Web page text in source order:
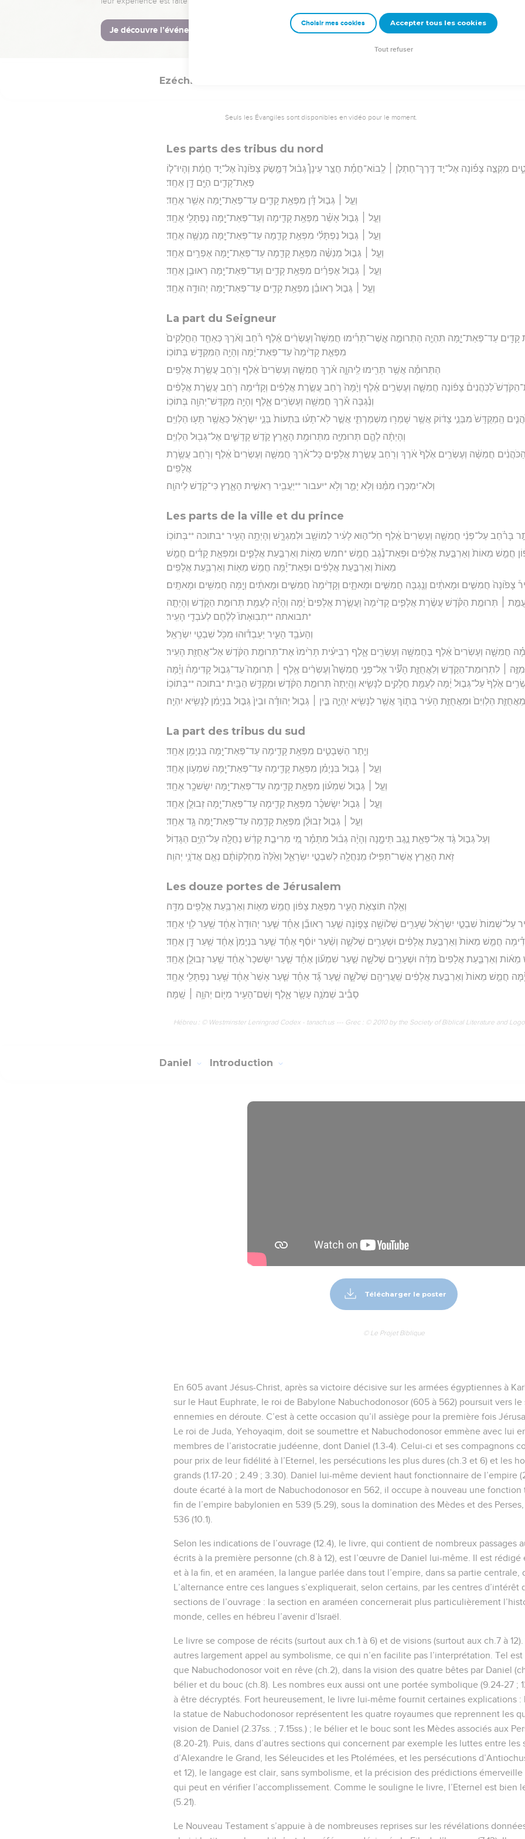
וְהָיָ֣ה בַשֵּׁ֔בֶט אֲשֶׁר־גָּ֥ר הַגֵּ֖ר אִתּ֑וֹ שָׁ֚ם תִּתְּנ֣וּ נַחֲלָת֔וֹ נְאֻ֖ם אֲדֹנָ֥י יְהוִֽה׃
Hébreu : © Westminster Leningrad Codex - tanach.us --- Grec : © 2010 by the Society of Biblical Literature and
Ezéchiel
Seuls les Évangiles sont disponibles en vidéo pour le moment.
Les parts des tribus du nord
מִקְצֵ֣ה צָפ֡וֹנָה אֶל־יַ֣ד דֶּֽרֶךְ־חֶתְלֹ֣ן ׀ לְֽבוֹא־חֲמָ֡ת חֲצַ֣ר עֵינָן֩ גְּב֨וּל דַּמֶּ֤שֶׂק צָפ֙וֹנָה֙ אֶל־יַ֣ד חֲמָ֔ת וְהָיוּ־ל֧וֹ
פְאַת־קָדִ֛ים הַיָּ֖ם דָּ֥ן אֶחָֽד׃
וְעַ֣ל ׀ גְּב֣וּל דָּ֗ן מִפְּאַ֥ת קָדִ֛ים עַד־פְּאַת־יָ֖מָּה אָשֵׁ֥ר אֶחָֽד׃
וְעַ֣ל ׀ גְּב֣וּל אָשֵׁ֗ר מִפְּאַ֥ת קָדִ֛ימָה וְעַד־פְּאַת־יָ֖מָּה נַפְתָּלִ֥י אֶחָֽד׃
וְעַ֣ל ׀ גְּב֣וּל נַפְתָּלִ֗י מִפְּאַ֥ת קָדִ֛מָה עַד־פְּאַת־יָ֖מָּה מְנַשֶּׁ֥ה אֶחָֽד׃
וְעַ֣ל ׀ גְּב֣וּל מְנַשֶּׁ֗ה מִפְּאַ֥ת קָדִ֛מָה עַד־פְּאַת־יָ֖מָּה אֶפְרַ֥יִם אֶחָֽד׃
וְעַ֣ל ׀ גְּב֣וּל אֶפְרַ֗יִם מִפְּאַ֥ת קָדִ֛ים וְעַד־פְּאַת־יָ֖מָּה רְאוּבֵ֥ן אֶחָֽד׃
וְעַ֣ל ׀ גְּב֣וּל רְאוּבֵ֗ן מִפְּאַ֥ת קָדִ֛ים עַד־פְּאַת־יָ֖מָּה יְהוּדָ֥ה אֶחָֽד׃
La part du Seigneur
קָדִ֖ים עַד־פְּאַת־יָ֑מָּה תִּהְיֶ֣ה הַתְּרוּמָ֣ה אֲ‍ֽשֶׁר־תָּרִ֡ימוּ חֲמִשָּׁה֩ וְעֶשְׂרִ֨ים אֶ֜לֶף רֹ֗חַב וְאֹ֜רֶךְ כְּאַחַ֤ד הַחֲלָקִים֙
מִפְּאַ֤ת קָדִ֙ימָה֙ עַד־פְּאַת־יָ֔מָּה וְהָיָ֥ה הַמִּקְדָּ֖שׁ בְּתוֹכֽוֹ׃
הַתְּרוּמָ֕ה אֲשֶׁ֥ר תָּרִ֖ימוּ לַֽיהוָ֑ה אֹ֗רֶךְ חֲמִשָּׁ֤ה וְעֶשְׂרִים֙ אֶ֔לֶף וְרֹ֖חַב עֲשֶׂ֥רֶת אֲלָפִֽים׃
לַכֹּֽהֲנִים֒ צָפ֜וֹנָה חֲמִשָּׁ֧ה וְעֶשְׂרִ֣ים אֶ֗לֶף וְיָ֙מָּה֙ רֹ֚חַב עֲשֶׂ֣רֶת אֲלָפִ֔ים וְקָדִ֗ימָה רֹ֚חַב עֲשֶׂ֣רֶת אֲלָפִ֔ים
וְנֶ֕גְבָּה אֹ֕רֶךְ חֲמִשָּׁ֥ה וְעֶשְׂרִ֖ים אָ֑לֶף וְהָיָ֥ה מִקְדַּשׁ־יְהוָ֖ה בְּתוֹכֽוֹ׃
הַֽמְקֻדָּשׁ֙ מִבְּנֵ֣י צָד֔וֹק אֲשֶׁ֥ר שָׁמְר֖וּ מִשְׁמַרְתִּ֑י אֲשֶׁ֣ר לֹֽא־תָע֗וּ בִּתְעוֹת֙ בְּנֵ֣י יִשְׂרָאֵ֔ל כַּאֲשֶׁ֥ר תָּע֖וּ הַלְוִיִּֽם׃
וְהָיְתָ֨ה לָהֶ֧ם תְּרוּמִיָּ֛ה מִתְּרוּמַ֥ת הָאָ֖רֶץ קֹ֣דֶשׁ קָדָשִׁ֑ים אֶל־גְּב֖וּל הַלְוִיִּֽם׃
הַכֹּהֲנִ֔ים חֲמִשָּׁ֨ה וְעֶשְׂרִ֥ים אֶ֙לֶף֙ אֹ֔רֶךְ וְרֹ֖חַב עֲשֶׂ֣רֶת אֲלָפִ֑ים כָּל־אֹ֗רֶךְ חֲמִשָּׁ֤ה וְעֶשְׂרִים֙ אֶ֔לֶף וְרֹ֖חַב עֲשֶׂ֥רֶת
אֲלָפִֽים׃
וְלֹא־יִמְכְּר֣וּ מִמֶּ֗נּוּ וְלֹ֥א יָמֵ֛ר וְלֹ֥א *יעבור **יַעֲבִ֖יר רֵאשִׁ֣ית הָאָ֑רֶץ כִּי־קֹ֖דֶשׁ לַיהוָֽה׃
Les parts de la ville et du prince
בָּרֹ֗חַב עַל־פְּנֵ֨י חֲמִשָּׁ֤ה וְעֶשְׂרִים֙ אֶ֔לֶף חֹֽל־ה֣וּא לָעִ֔יר לְמוֹשָׁ֖ב וּלְמִגְרָ֑שׁ וְהָיְתָ֥ה הָעִ֖יר *בתוכה **בְּתוֹכֽוֹ׃
חֲמֵ֤שׁ מֵאוֹת֙ וְאַרְבַּ֣עַת אֲלָפִ֔ים וּפְאַת־נֶ֕גֶב חֲמֵ֥שׁ *חמש מֵא֖וֹת וְאַרְבַּ֣עַת אֲלָפִ֑ים וּמִפְּאַ֣ת קָדִ֗ים חֲמֵ֤שׁ
מֵאוֹת֙ וְאַרְבַּ֣עַת אֲלָפִ֔ים וּפְאַת־יָ֕מָּה חֲמֵ֥שׁ מֵא֖וֹת וְאַרְבַּ֥עַת אֲלָפִֽים׃
צָפ֙וֹנָה֙ חֲמִשִּׁ֣ים וּמָאתַ֔יִם וְנֶ֖גְבָּה חֲמִשִּׁ֣ים וּמָאתָ֑יִם וְקָדִ֙ימָה֙ חֲמִשִּׁ֣ים וּמָאתַ֔יִם וְיָ֖מָּה חֲמִשִּׁ֥ים וּמָאתָֽיִם׃
׀ תְּרוּמַ֣ת הַקֹּ֗דֶשׁ עֲשֶׂ֨רֶת אֲלָפִ֤ים קָדִ֙ימָה֙ וַעֲשֶׂ֤רֶת אֲלָפִים֙ יָ֔מָּה וְהָיָ֕ה לְעֻמַּ֖ת תְּרוּמַ֣ת הַקֹּ֑דֶשׁ וְהָיְתָ֤ה
*תבואתה **תְבֽוּאָתוֹ֙ לְלֶ֔חֶם לְעֹבְדֵ֖י הָעִֽיר׃
וְהָעֹבֵ֖ד הָעִ֑יר יַעַבְד֕וּהוּ מִכֹּ֖ל שִׁבְטֵ֥י יִשְׂרָאֵֽל׃
חֲמִשָּׁ֤ה וְעֶשְׂרִים֙ אֶ֔לֶף בַּחֲמִשָּׁ֥ה וְעֶשְׂרִ֖ים אָ֑לֶף רְבִיעִ֗ית תָּרִ֙ימוּ֙ אֶת־תְּרוּמַ֣ת הַקֹּ֔דֶשׁ אֶל־אֲחֻזַּ֖ת הָעִֽיר׃
׀ לִתְרֽוּמַת־הַקֹּ֣דֶשׁ וְלַאֲחֻזַּ֪ת הָעִ֟יר אֶל־פְּנֵ֣י חֲמִשָּׁה֩ וְעֶשְׂרִ֨ים אֶ֥לֶף ׀ תְּרוּמָה֮ עַד־גְּב֣וּל קָדִימָה֒ וְיָ֗מָּה
אֶ֙לֶף֙ עַל־גְּב֣וּל יָ֔מָּה לְעֻמַּ֥ת חֲלָקִ֖ים לַנָּשִׂ֑יא וְהָֽיְתָה֙ תְּרוּמַ֣ת הַקֹּ֔דֶשׁ וּמִקְדַּ֥שׁ הַבַּ֖יִת *בתוכה **בְּתוֹכֽוֹ׃
הַלְוִיִּם֙ וּמֵאֲחֻזַּ֣ת הָעִ֔יר בְּת֛וֹךְ אֲשֶׁ֥ר לַנָּשִׂ֖יא יִֽהְיֶ֑ה בֵּ֣ין ׀ גְּב֣וּל יְהוּדָ֗ה וּבֵין֙ גְּב֣וּל בִּנְיָמִ֔ן לַנָּשִׂ֖יא יִהְיֶֽה׃
La part des tribus du sud
וְיֶ֖תֶר הַשְּׁבָטִ֑ים מִפְּאַ֥ת קָדִ֛ימָה עַד־פְּאַת־יָ֖מָּה בִּנְיָמִ֥ן אֶחָֽד׃
וְעַ֣ל ׀ גְּב֣וּל בִּנְיָמִ֗ן מִפְּאַ֥ת קָדִ֛ימָה עַד־פְּאַת־יָ֖מָּה שִׁמְע֥וֹן אֶחָֽד׃
וְעַ֣ל ׀ גְּב֣וּל שִׁמְע֗וֹן מִפְּאַ֥ת קָדִ֛ימָה עַד־פְּאַת־יָ֖מָּה יִשָׂשכָ֥ר אֶחָֽד׃
וְעַ֣ל ׀ גְּב֣וּל יִשָׂשכָ֗ר מִפְּאַ֥ת קָדִ֛ימָה עַד־פְּאַת־יָ֖מָּה זְבוּלֻ֥ן אֶחָֽד׃
וְעַ֣ל ׀ גְּב֣וּל זְבוּלֻ֗ן מִפְּאַ֥ת קָדִ֛מָה עַד־פְּאַת־יָ֖מָּה גָּ֥ד אֶחָֽד׃
וְעַל֙ גְּב֣וּל גָּ֔ד אֶל־פְּאַ֖ת נֶ֣גֶב תֵּימָ֑נָה וְהָיָ֨ה גְב֜וּל מִתָּמָ֗ר מֵ֚י מְרִיבַ֣ת קָדֵ֔שׁ נַחֲלָ֖ה עַל־הַיָּ֥ם הַגָּדֽוֹל׃
זֹ֥את הָאָ֛רֶץ אֲשֶׁר־תַּפִּ֥ילוּ מִֽנַּחֲלָ֖ה לְשִׁבְטֵ֣י יִשְׂרָאֵ֑ל וְאֵ֙לֶּה֙ מַחְלְקוֹתָ֔ם נְאֻ֖ם אֲדֹנָ֥י יְהוִֽה׃
Les douze portes de Jérusalem
וְאֵ֖לֶּה תּוֹצְאֹ֣ת הָעִ֑יר מִפְּאַ֣ת צָפ֔וֹן חֲמֵ֥שׁ מֵא֛וֹת וְאַרְבַּ֥עַת אֲלָפִ֖ים מִדָּֽה׃
עַל־שְׁמוֹת֙ שִׁבְטֵ֣י יִשְׂרָאֵ֔ל שְׁעָרִ֥ים שְׁלוֹשָׁ֖ה צָפ֑וֹנָה שַׁ֣עַר רְאוּבֵ֞ן אֶחָ֗ד שַׁ֤עַר יְהוּדָה֙ אֶחָ֔ד שַׁ֥עַר לֵוִ֖י אֶחָֽד׃
חֲמֵ֤שׁ מֵאוֹת֙ וְאַרְבַּ֣עַת אֲלָפִ֔ים וּשְׁעָרִ֖ים שְׁלֹשָׁ֑ה וְשַׁ֨עַר יוֹסֵ֜ף אֶחָ֗ד שַׁ֤עַר בִּנְיָמִן֙ אֶחָ֔ד שַׁ֥עַר דָּ֖ן אֶחָֽד׃
מֵא֜וֹת וְאַרְבַּ֤עַת אֲלָפִים֙ מִדָּ֔ה וּשְׁעָרִ֖ים שְׁלֹשָׁ֑ה שַׁ֣עַר שִׁמְע֞וֹן אֶחָ֗ד שַׁ֤עַר יִשָּׂשכָר֙ אֶחָ֔ד שַׁ֥עַר זְבוּלֻ֖ן אֶחָֽד׃
חֲמֵ֤שׁ מֵאוֹת֙ וְאַרְבַּ֣עַת אֲלָפִ֔ים שַֽׁעֲרֵיהֶ֖ם שְׁלֹשָׁ֑ה שַׁ֣עַר גָּ֞ד אֶחָ֗ד שַׁ֤עַר אָשֵׁר֙ אֶחָ֔ד שַׁ֥עַר נַפְתָּלִ֖י אֶחָֽד׃
סָבִ֕יב שְׁמֹנָ֥ה עָשָׂ֖ר אָ֑לֶף וְשֵׁם־הָעִ֥יר מִיּ֖וֹם יְהוָ֥ה ׀ שָֽׁמָּה׃
Hébreu : © Westminster Leningrad Codex - tanach.us --- Grec : © 2010 by the Society of Biblical Literature and
Daniel Introduction
Télécharger le poster
© Le Projet Biblique
En 605 avant Jésus-Christ, après sa victoire décisive sur les armées égyptiennes à
sur le Haut Euphrate, le roi de Babylone Nabuchodonosor (605 à 562) poursuit vers le
ennemies en déroute. C’est à cette occasion qu’il assiège pour la première fois
Le roi de Juda, Yehoyaqim, doit se soumettre et Nabuchodonosor emmène avec lui
membres de l’aristocratie judéenne, dont Daniel (1.3-4). Celui-ci et ses compagnons
pour prix de leur fidélité à l’Eternel, les persécutions les plus dures (ch.3 et 6) et les
grands (1.17-20 ; 2.49 ; 3.30). Daniel lui-même devient haut fonctionnaire de l’empire
doute écarté à la mort de Nabuchodonosor en 562, il occupe à nouveau une fonction
fin de l’empire babylonien en 539 (5.29), sous la domination des Mèdes et des
536 (10.1).
Selon les indications de l’ouvrage (12.4), le livre, qui contient de nombreux passages
écrits à la première personne (ch.8 à 12), est l’œuvre de Daniel lui-même. Il est
et à la fin, et en araméen, la langue parlée dans tout l’empire, dans sa partie centrale,
L’alternance entre ces langues s’expliquerait, selon certains, par les centres d’intérêt
sections de l’ouvrage : la section en araméen concernerait plus particulièrement
monde, celles en hébreu l’avenir d’Israël.
Le livre se compose de récits (surtout aux ch.1 à 6) et de visions (surtout aux ch.7 à
autres largement appel au symbolisme, ce qui n’en facilite pas l’interprétation. Tel
que Nabuchodonosor voit en rêve (ch.2), dans la vision des quatre bêtes par Daniel
bélier et du bouc (ch.8). Les nombres eux aussi ont une portée symbolique (9.24-27 ;
à être décryptés. Fort heureusement, le livre lui-même fournit certaines explications :
la statue de Nabuchodonosor représentent les quatre royaumes que reprennent les
vision de Daniel (2.37ss. ; 7.15ss.) ; le bélier et le bouc sont les Mèdes associés aux
(8.20-21). Puis, dans d’autres sections qui concernent par exemple les luttes entre les
d’Alexandre le Grand, les Séleucides et les Ptolémées, et les persécutions
et 12), le langage est clair, sans symbolisme, et la précision des prédictions
qui peut en vérifier l’accomplissement. Comme le souligne le livre, l’Eternel est bien
(5.21).
Le Nouveau Testament s’appuie à de nombreuses reprises sur les révélations
Choisir mes cookies Accepter tous les cookies
Tout refuser